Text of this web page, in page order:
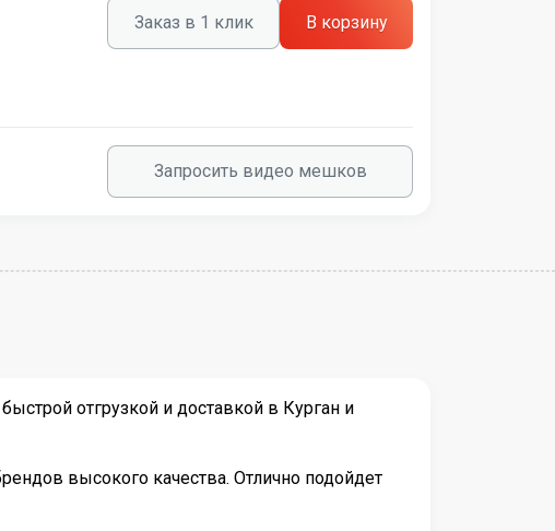
Заказ в 1 клик В корзину
Запросить видео мешков
отгрузкой и доставкой в Курган и
высокого качества. Отлично подойдет